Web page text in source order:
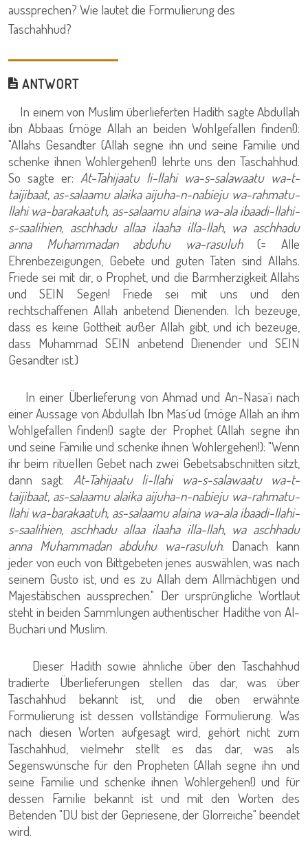
aussprechen? Wie lautet die Formulierung des
Taschahhud?
ANTWORT
In einem von Muslim überlieferten Hadith sagte Abdullah
ibn Abbaas (möge Allah an beiden Wohlgefallen finden!):
"Allahs Gesandter (Allah segne ihn und seine Familie und
schenke ihnen Wohlergehen!) lehrte uns den Taschahhud.
So sagte er: At-Tahijaatu li-llahi wa-s-salawaatu wa-t-
taijibaat, as-salaamu alaika aijuha-n-nabieju wa-rahmatu-
llahi wa-barakaatuh, as-salaamu alaina wa-ala ibaadi-llahi-
s-saalihien, aschhadu allaa ilaaha illa-llah, wa aschhadu
anna Muhammadan abduhu wa-rasuluh(= Alle
Ehrenbezeigungen, Gebete und guten Taten sind Allahs.
Friede sei mit dir, o Prophet, und die Barmherzigkeit Allahs
und SEIN Segen! Friede sei mit uns und den
rechtschaffenen Allah anbetend Dienenden. Ich bezeuge,
dass es keine Gottheit außer Allah gibt, und ich bezeuge,
dass Muhammad SEIN anbetend Dienender und SEIN
Gesandter ist.)
In einer Überlieferung von Ahmad und An-Nasa`i nach
einer Aussage von Abdullah Ibn Mas´ud (möge Allah an ihm
Wohlgefallen finden!) sagte der Prophet (Allah segne ihn
und seine Familie und schenke ihnen Wohlergehen!): "Wenn
ihr beim rituellen Gebet nach zwei Gebetsabschnitten sitzt,
dann sagt: At-Tahijaatu li-llahi wa-s-salawaatu wa-t-
taijibaat, as-salaamu alaika aijuha-n-nabieju wa-rahmatu-
llahi wa-barakaatuh, as-salaamu alaina wa-ala ibaadi-llahi-
s-saalihien, aschhadu allaa ilaaha illa-llah, wa aschhadu
anna Muhammadan abduhu wa-rasuluh. Danach kann
jeder von euch von Bittgebeten jenes auswählen, was nach
seinem Gusto ist, und es zu Allah dem Allmächtigen und
Majestätischen aussprechen." Der ursprüngliche Wortlaut
steht in beiden Sammlungen authentischer Hadithe von Al-
Buchari und Muslim.
Dieser Hadith sowie ähnliche über den Taschahhud
tradierte Überlieferungen stellen das dar, was über
Taschahhud bekannt ist, und die oben erwähnte
Formulierung ist dessen vollständige Formulierung. Was
nach diesen Worten aufgesagt wird, gehört nicht zum
Taschahhud, vielmehr stellt es das dar, was als
Segenswünsche für den Propheten (Allah segne ihn und
seine Familie und schenke ihnen Wohlergehen!) und für
dessen Familie bekannt ist und mit den Worten des
Betenden "DU bist der Gepriesene, der Glorreiche" beendet
wird.